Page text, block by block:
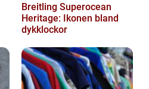
Breitling Superocean
Heritage: Ikonen bland
dykklockor